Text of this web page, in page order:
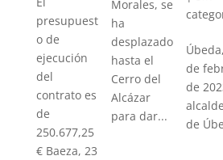
presupuest
o de
ejecución
del
contrato es
de
250.677,25
€ Baeza, 23
Morales, se
ha
desplazado
hasta el
Cerro del
Alcázar
para dar...
de
de
de